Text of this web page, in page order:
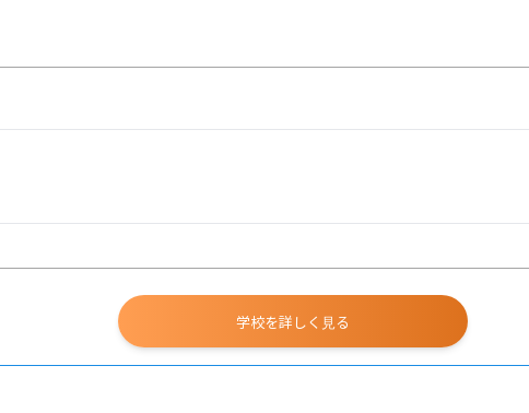
学校を詳しく見る